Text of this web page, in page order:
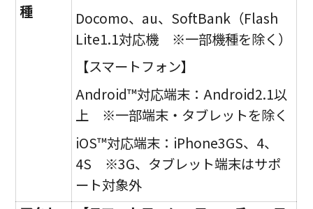
種
Docomo、au、SoftBank（Flash
Lite1.1対応機 ※一部機種を除く）
【スマートフォン】
Android™対応端末：Android2.1以
上 ※一部端末・タブレットを除く
iOS™対応端末：iPhone3GS、4、
4S ※3G、タブレット端末はサポ
ート対象外